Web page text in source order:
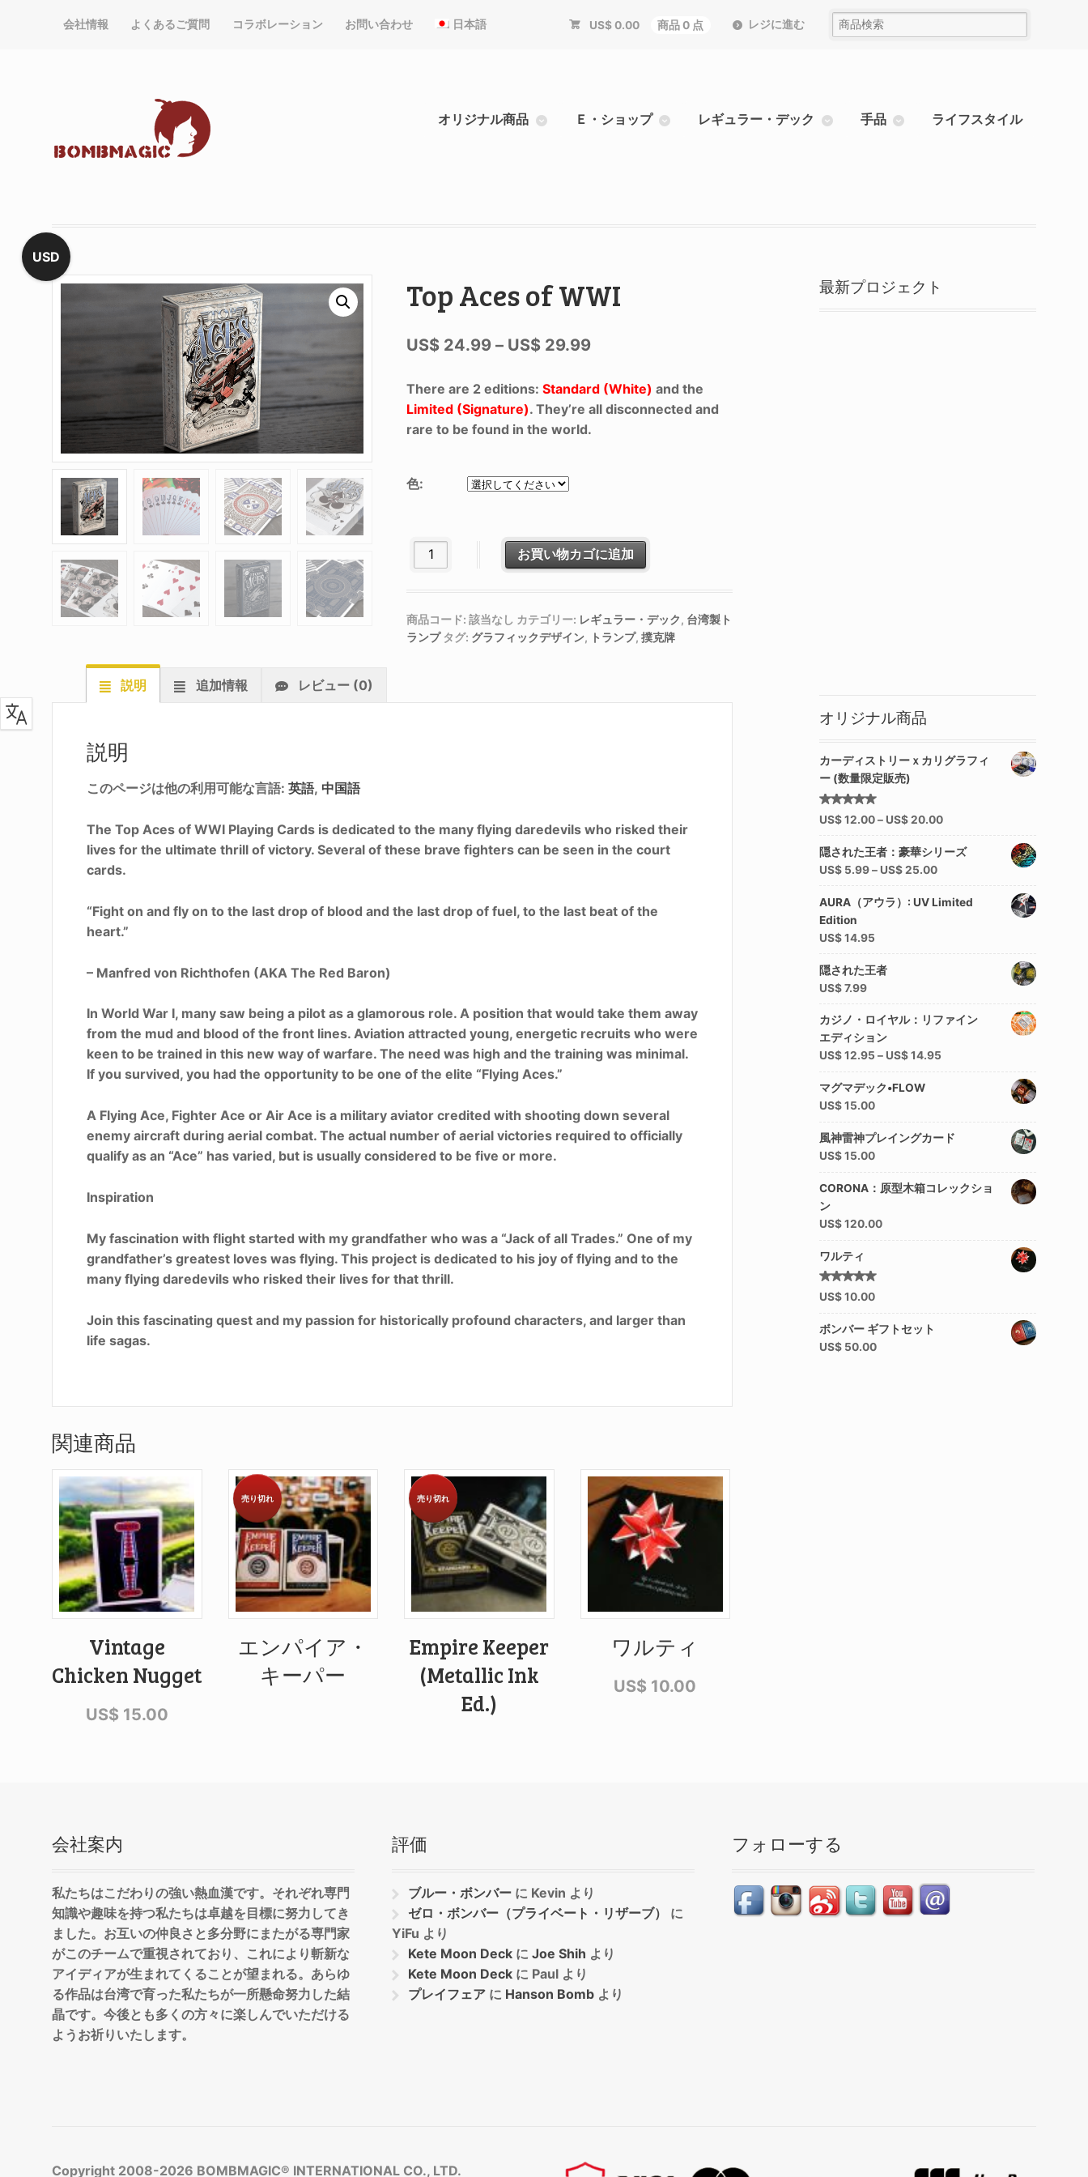
会社情報 よくあるご質問 コラボレーション お問い合わせ 日本語 US$0.00 商品 0 点 レジに進む
オリジナル商品 Ｅ・ショップ レギュラー・デック 手品 ライフスタイル
Top Aces of WWI
US$24.99– US$29.99
There are 2 editions: Standard (White) and the
Limited (Signature). They’re all disconnected and
rare to be found in the world.
色:
Top Aces of WWI個お買い物カゴに追加
商品コード: 該当なし カテゴリー: レギュラー・デック, 台湾製ト
ランプ タグ: グラフィックデザイン, トランプ, 撲克牌
説明 追加情報 レビュー (0)
説明
このページは他の利用可能な言語: 英語 中国語
The Top Aces of WWI Playing Cards is dedicated to the many flying daredevils who risked their
lives for the ultimate thrill of victory. Several of these brave fighters can be seen in the court
cards.
“Fight on and fly on to the last drop of blood and the last drop of fuel, to the last beat of the
heart.”
– Manfred von Richthofen (AKA The Red Baron)
In World War I, many saw being a pilot as a glamorous role. A position that would take them away
from the mud and blood of the front lines. Aviation attracted young, energetic recruits who were
keen to be trained in this new way of warfare. The need was high and the training was minimal.
If you survived, you had the opportunity to be one of the elite “Flying Aces.”
A Flying Ace, Fighter Ace or Air Ace is a military aviator credited with shooting down several
enemy aircraft during aerial combat. The actual number of aerial victories required to officially
qualify as an “Ace” has varied, but is usually considered to be five or more.
Inspiration
My fascination with flight started with my grandfather who was a “Jack of all Trades.” One of my
grandfather’s greatest loves was flying. This project is dedicated to his joy of flying and to the
many flying daredevils who risked their lives for that thrill.
Join this fascinating quest and my passion for historically profound characters, and larger than
life sagas.
関連商品
Vintage
Chicken Nugget
US$ 15.00
売り切れ
エンパイア・
キーパー
売り切れ
Empire Keeper
(Metallic Ink
Ed.)
ワルティ
US$ 10.00
最新プロジェクト
オリジナル商品
カーディストリーｘカリグラフィ
ー (数量限定販売)
5段階中
5.00の
US$12.00– US$20.00
隠された王者：豪華シリーズ
US$5.99– US$25.00
AURA（アウラ）: UV Limited
Edition
US$14.95
隠された王者
US$7.99
カジノ・ロイヤル：リファイン
エディション
US$12.95 – US$14.95
マグマデック•FLOW
US$15.00
風神雷神プレイングカード
US$15.00
CORONA：原型木箱コレックショ
ン
US$120.00
ワルティ
5段階中
5.00の
US$10.00
ボンバー ギフトセット
US$50.00
会社案内
私たちはこだわりの強い熱血漢です。それぞれ専門
知識や趣味を持つ私たちは卓越を目標に努力してき
ました。お互いの仲良さと多分野にまたがる専門家
がこのチームで重視されており、これにより斬新な
アイディアが生まれてくることが望まれる。あらゆ
る作品は台湾で育った私たちが一所懸命努力した結
晶です。今後とも多くの方々に楽しんでいただける
ようお祈りいたします。
評価
ブルー・ボンバー に Kevin より
ゼロ・ボンバー（プライベート・リザーブ）
に
YiFu より
Kete Moon Deck にJoe Shih より
Kete Moon Deck に Paul より
プレイフェア に Hanson Bomb より
フォローする
Copyright 2008-2026 BOMBMAGIC® INTERNATIONAL CO., LTD.
USD